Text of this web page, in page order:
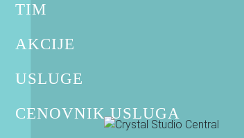
TIM
AKCIJE
USLUGE
CENOVNIK USLUGA